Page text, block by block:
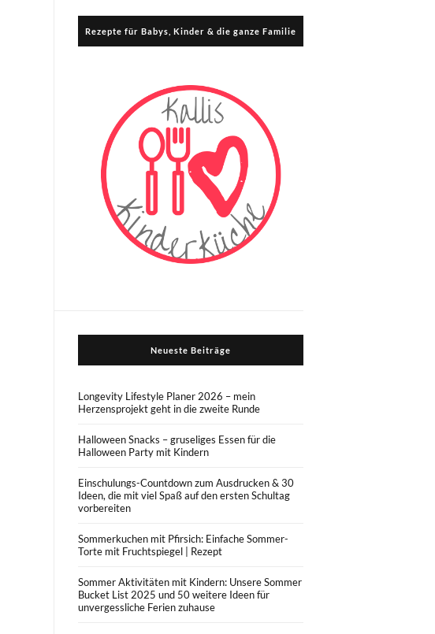
Rezepte für Babys, Kinder & die ganze Familie
Neueste Beiträge
Longevity Lifestyle Planer 2026 – mein
Herzensprojekt geht in die zweite Runde
Halloween Snacks – gruseliges Essen für die
Halloween Party mit Kindern
Einschulungs-Countdown zum Ausdrucken & 30
Ideen, die mit viel Spaß auf den ersten Schultag
vorbereiten
Sommerkuchen mit Pfirsich: Einfache Sommer-
Torte mit Fruchtspiegel | Rezept
Sommer Aktivitäten mit Kindern: Unsere Sommer
Bucket List 2025 und 50 weitere Ideen für
unvergessliche Ferien zuhause